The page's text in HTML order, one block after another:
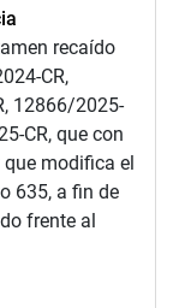
recaído
CR,
12866/2025-
CR, que con
modifica el
635, a fin de
frente al